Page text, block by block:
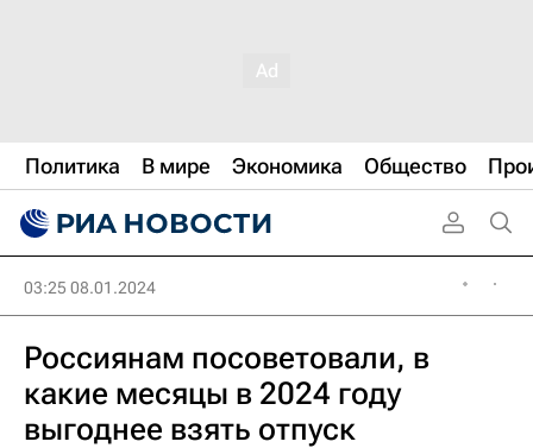
Политика В мире Экономика Общество
03:25 08.01.2024
Россиянам посоветовали, в
какие месяцы в 2024 году
выгоднее взять отпуск